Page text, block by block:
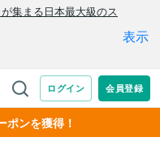
ポンを獲得！